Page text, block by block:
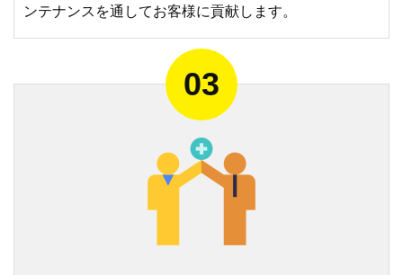
ンテナンスを通してお客様に貢献します。